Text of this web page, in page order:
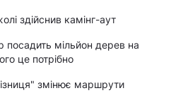
здійснив камінг-аут
посадить мільйон дерев на
це потрібно
змінює маршрути